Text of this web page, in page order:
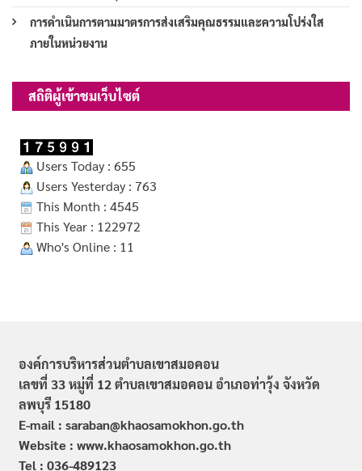
การดำเนินการตามมาตรการส่งเสริมคุณธรรมและความโปร่งใส
ภายในหน่วยงาน
สถิติผู้เข้าชมเว็บไซต์
Users Today : 655
Users Yesterday : 763
This Month : 4545
This Year : 122972
Who's Online : 11
องค์การบริหารส่วนตำบลเขาสมอคอน
เลขที่ 33 หมู่ที่ 12 ตำบลเขาสมอคอน อำเภอท่าวุ้ง จังหวัด
ลพบุรี 15180
E-mail : saraban@khaosamokhon.go.th
Website : www.khaosamokhon.go.th
Tel : 036-489123